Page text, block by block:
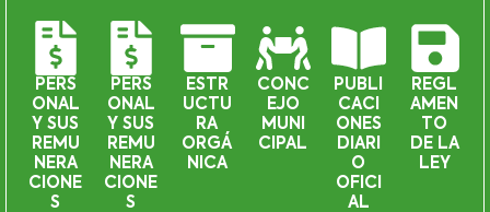
PERS
ONAL
Y SUS
REMU
NERA
CIONE
S
PERS
ONAL
Y SUS
REMU
NERA
CIONE
S
ESTR
UCTU
RA
ORGÁ
NICA
CONC
EJO
MUNI
CIPAL
PUBLI
CACI
ONES
DIARI
O
OFICI
AL
REGL
AMEN
TO
DE LA
LEY